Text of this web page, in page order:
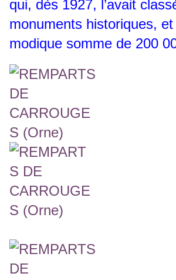
qui, dès 1927, l’avait
monuments historiques,
modique somme de 200